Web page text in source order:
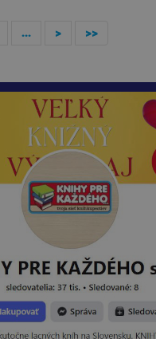
... > >>